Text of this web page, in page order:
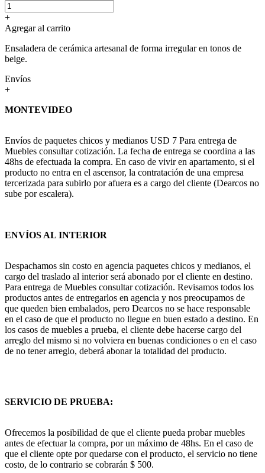
+
Agregar al carrito
Ensaladera de cerámica artesanal de forma irregular en tonos de
beige.
Envíos
+
MONTEVIDEO
Envíos de paquetes chicos y medianos USD 7 Para entrega de
Muebles consultar cotización. La fecha de entrega se coordina a las
48hs de efectuada la compra. En caso de vivir en apartamento, si el
producto no entra en el ascensor, la contratación de una empresa
tercerizada para subirlo por afuera es a cargo del cliente (Dearcos no
sube por escalera).
ENVÍOS AL INTERIOR
Despachamos sin costo en agencia paquetes chicos y medianos, el
cargo del traslado al interior será abonado por el cliente en destino.
Para entrega de Muebles consultar cotización. Revisamos todos los
productos antes de entregarlos en agencia y nos preocupamos de
que queden bien embalados, pero Dearcos no se hace responsable
en el caso de que el producto no llegue en buen estado a destino. En
los casos de muebles a prueba, el cliente debe hacerse cargo del
arreglo del mismo si no volviera en buenas condiciones o en el caso
de no tener arreglo, deberá abonar la totalidad del producto.
SERVICIO DE PRUEBA:
Ofrecemos la posibilidad de que el cliente pueda probar muebles
antes de efectuar la compra, por un máximo de 48hs. En el caso de
que el cliente opte por quedarse con el producto, el servicio no tiene
costo, de lo contrario se cobrarán $ 500.